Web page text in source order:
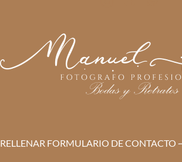
RELLENAR FORMULARIO DE CONTACTO